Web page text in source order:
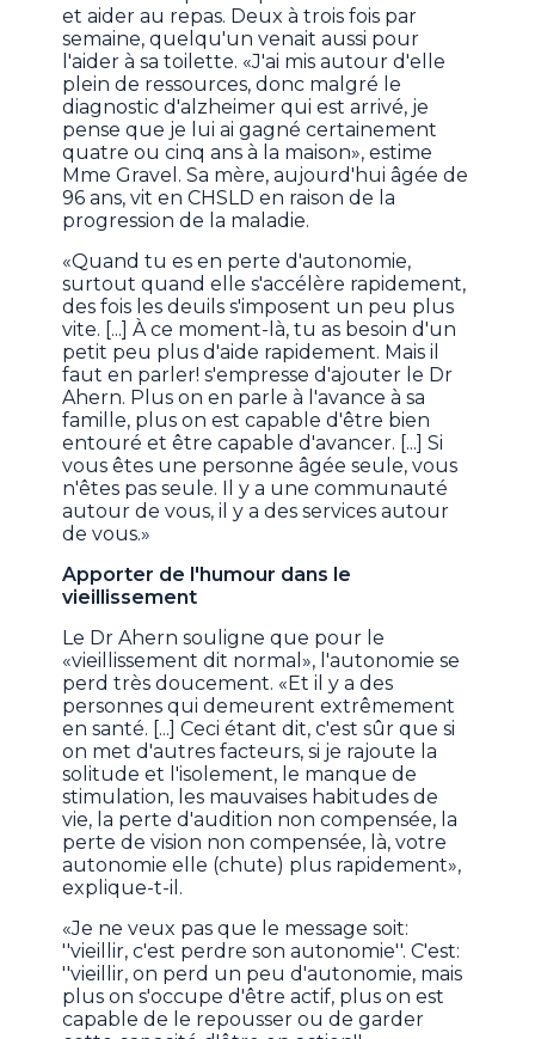
et aider au repas. Deux à trois fois par
semaine, quelqu'un venait aussi pour
l'aider à sa toilette. «J'ai mis autour d'elle
plein de ressources, donc malgré le
diagnostic d'alzheimer qui est arrivé, je
pense que je lui ai gagné certainement
quatre ou cinq ans à la maison», estime
Mme Gravel. Sa mère, aujourd'hui âgée de
96 ans, vit en CHSLD en raison de la
progression de la maladie.
«Quand tu es en perte d'autonomie,
surtout quand elle s'accélère rapidement,
des fois les deuils s'imposent un peu plus
vite. [...] À ce moment-là, tu as besoin d'un
petit peu plus d'aide rapidement. Mais il
faut en parler! s'empresse d'ajouter le Dr
Ahern. Plus on en parle à l'avance à sa
famille, plus on est capable d'être bien
entouré et être capable d'avancer. [...] Si
vous êtes une personne âgée seule, vous
n'êtes pas seule. Il y a une communauté
autour de vous, il y a des services autour
de vous.»
Apporter de l'humour dans le
vieillissement
Le Dr Ahern souligne que pour le
«vieillissement dit normal», l'autonomie se
perd très doucement. «Et il y a des
personnes qui demeurent extrêmement
en santé. [...] Ceci étant dit, c'est sûr que si
on met d'autres facteurs, si je rajoute la
solitude et l'isolement, le manque de
stimulation, les mauvaises habitudes de
vie, la perte d'audition non compensée, la
perte de vision non compensée, là, votre
autonomie elle (chute) plus rapidement»,
explique-t-il.
«Je ne veux pas que le message soit:
''vieillir, c'est perdre son autonomie''. C'est:
''vieillir, on perd un peu d'autonomie, mais
plus on s'occupe d'être actif, plus on est
capable de le repousser ou de garder